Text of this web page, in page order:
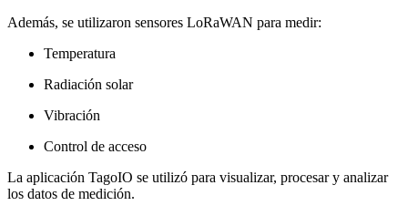
Además, se utilizaron sensores LoRaWAN para medir:
Temperatura
Radiación solar
Vibración
Control de acceso
La aplicación TagoIO se utilizó para visualizar, procesar y analizar
los datos de medición.